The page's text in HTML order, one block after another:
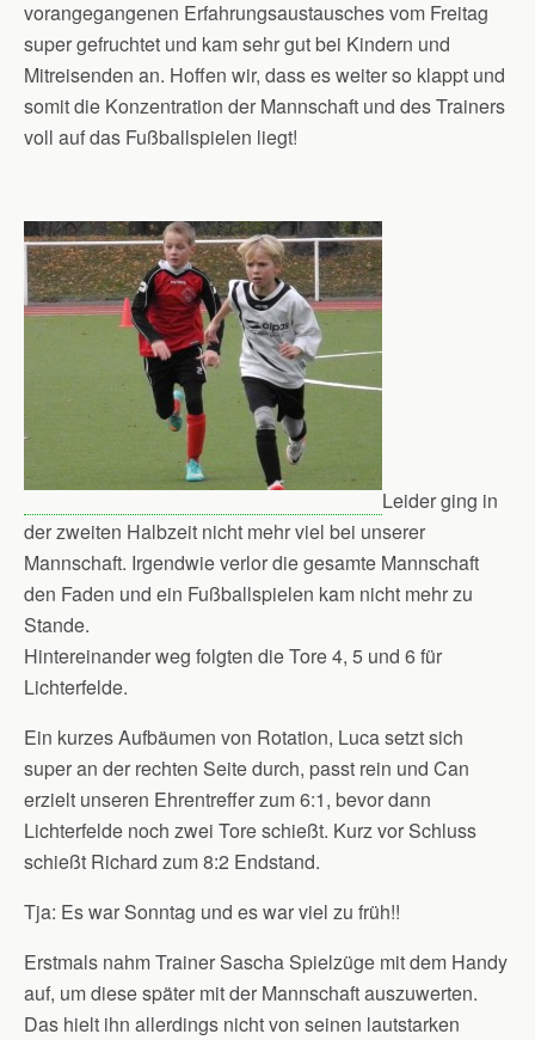
vorangegangenen Erfahrungsaustausches vom Freitag
super gefruchtet und kam sehr gut bei Kindern und
Mitreisenden an. Hoffen wir, dass es weiter so klappt und
somit die Konzentration der Mannschaft und des Trainers
voll auf das Fußballspielen liegt!
Leider ging in
der zweiten Halbzeit nicht mehr viel bei unserer
Mannschaft. Irgendwie verlor die gesamte Mannschaft
den Faden und ein Fußballspielen kam nicht mehr zu
Stande.
Hintereinander weg folgten die Tore 4, 5 und 6 für
Lichterfelde.
Ein kurzes Aufbäumen von Rotation, Luca setzt sich
super an der rechten Seite durch, passt rein und Can
erzielt unseren Ehrentreffer zum 6:1, bevor dann
Lichterfelde noch zwei Tore schießt. Kurz vor Schluss
schießt Richard zum 8:2 Endstand.
Tja: Es war Sonntag und es war viel zu früh!!
Erstmals nahm Trainer Sascha Spielzüge mit dem Handy
auf, um diese später mit der Mannschaft auszuwerten.
Das hielt ihn allerdings nicht von seinen lautstarken